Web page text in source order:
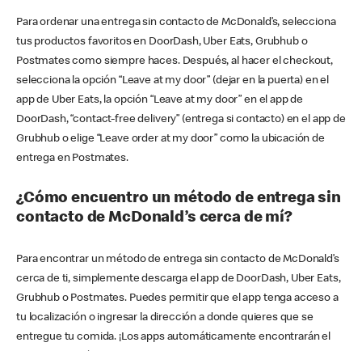
Para ordenar una entrega sin contacto de McDonald’s, selecciona
tus productos favoritos en DoorDash, Uber Eats, Grubhub o
Postmates como siempre haces. Después, al hacer el checkout,
selecciona la opción “Leave at my door” (dejar en la puerta) en el
app de Uber Eats, la opción “Leave at my door” en el app de
DoorDash, “contact-free delivery” (entrega si contacto) en el app de
Grubhub o elige “Leave order at my door” como la ubicación de
entrega en Postmates.
¿Cómo encuentro un método de entrega sin
contacto de McDonald’s cerca de mí?
Para encontrar un método de entrega sin contacto de McDonald’s
cerca de ti, simplemente descarga el app de DoorDash, Uber Eats,
Grubhub o Postmates. Puedes permitir que el app tenga acceso a
tu localización o ingresar la dirección a donde quieres que se
entregue tu comida. ¡Los apps automáticamente encontrarán el